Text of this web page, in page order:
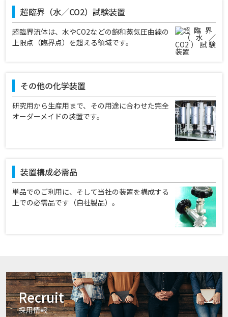
超臨界（水／CO2）試験装置
超臨界流体は、水やCO2などの飽和蒸気圧曲線の
上限点（臨界点）を超える領域です。
その他の化学装置
研究用から生産用まで、その用途に合わせた完全
オーダーメイドの装置です。
装置構成必需品
単品でのご利用に、そして当社の装置を構成する
上での必需品です（自社製品）。
Recruit
採⽤情報